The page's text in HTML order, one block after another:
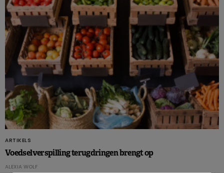
ARTIKELS
Voedselverspilling terugdringen brengt op
ALEXIA WOLF